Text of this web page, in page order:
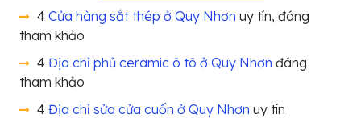
4 Cửa hàng sắt thép ở Quy Nhơn uy tín, đáng
tham khảo
4 Địa chỉ phủ ceramic ô tô ở Quy Nhơn đáng
tham khảo
4 Địa chỉ sửa cửa cuốn ở Quy Nhơn uy tín